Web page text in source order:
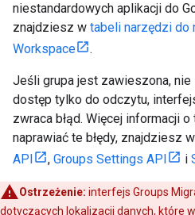
niestandardowych aplikacji do
znajdziesz w tabeli narzędzi do
Workspace
.
Jeśli grupa jest zawieszona, nie
dostęp tylko do odczytu,
zwraca błąd. Więcej informacji
naprawiać te błędy, znajdziesz
API
, Groups Settings API i
Ostrzeżenie: interfejs Groups
dotyczących lokalizacji danych, które